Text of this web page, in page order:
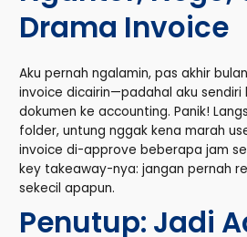
Drama Invoice
Aku pernah ngalamin, pas akhir
invoice dicairin—padahal aku sendiri
dokumen ke accounting. Panik!
folder, untung nggak kena marah
invoice di-approve beberapa jam
key takeaway-nya: jangan pernah
sekecil apapun.
Penutup: Jadi